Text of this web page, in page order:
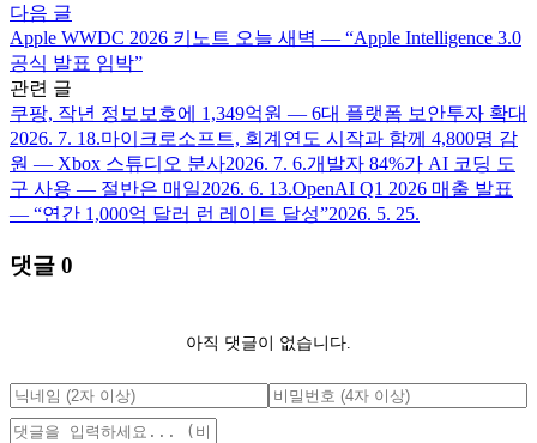
다음 글
Apple WWDC 2026 키노트 오늘 새벽 — “Apple Intelligence 3.0
공식 발표 임박”
관련 글
쿠팡, 작년 정보보호에 1,349억원 — 6대 플랫폼 보안투자 확대
2026. 7. 18.마이크로소프트, 회계연도 시작과 함께 4,800명 감
원 — Xbox 스튜디오 분사2026. 7. 6.개발자 84%가 AI 코딩 도
구 사용 — 절반은 매일2026. 6. 13.OpenAI Q1 2026 매출 발표
— “연간 1,000억 달러 런 레이트 달성”2026. 5. 25.
댓글 0
아직 댓글이 없습니다.